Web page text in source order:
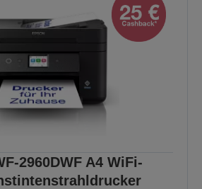
2960DWF A4 WiFi-